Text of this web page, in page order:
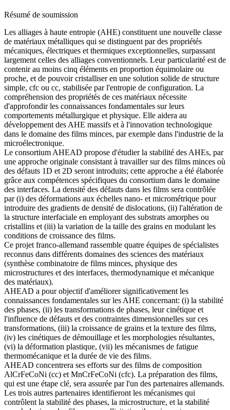
Résumé de soumission
Les alliages à haute entropie (AHE) constituent une nouvelle classe
de matériaux métalliques qui se distinguent par des propriétés
mécaniques, électriques et thermiques exceptionnelles, surpassant
largement celles des alliages conventionnels. Leur particularité est de
contenir au moins cinq éléments en proportion équimolaire ou
proche, et de pouvoir cristalliser en une solution solide de structure
simple, cfc ou cc, stabilisée par l'entropie de configuration. La
compréhension des propriétés de ces matériaux nécessite
d'approfondir les connaissances fondamentales sur leurs
comportements métallurgique et physique. Elle aidera au
développement des AHE massifs et à l'innovation technologique
dans le domaine des films minces, par exemple dans l'industrie de la
microélectronique.
Le consortium AHEAD propose d'étudier la stabilité des AHEs, par
une approche originale consistant à travailler sur des films minces où
des défauts 1D et 2D seront introduits; cette approche a été élaborée
grâce aux compétences spécifiques du consortium dans le domaine
des interfaces. La densité des défauts dans les films sera contrôlée
par (i) des déformations aux échelles nano- et micrométrique pour
introduire des gradients de densité de dislocations, (ii) l'altération de
la structure interfaciale en employant des substrats amorphes ou
cristallins et (iii) la variation de la taille des grains en modulant les
conditions de croissance des films.
Ce projet franco-allemand rassemble quatre équipes de spécialistes
reconnus dans différents domaines des sciences des matériaux
(synthèse combinatoire de films minces, physique des
microstructures et des interfaces, thermodynamique et mécanique
des matériaux).
AHEAD a pour objectif d'améliorer significativement les
connaissances fondamentales sur les AHE concernant: (i) la stabilité
des phases, (ii) les transformations de phases, leur cinétique et
l'influence de défauts et des contraintes dimensionnelles sur ces
transformations, (iii) la croissance de grains et la texture des films,
(iv) les cinétiques de démouillage et les morphologies résultantes,
(vi) la déformation plastique, (vii) les mécanismes de fatigue
thermomécanique et la durée de vie des films.
AHEAD concentrera ses efforts sur des films de composition
AlCrFeCoNi (cc) et MnCrFeCoNi (cfc). La préparation des films,
qui est une étape clé, sera assurée par l'un des partenaires allemands.
Les trois autres partenaires identifieront les mécanismes qui
contrôlent la stabilité des phases, la microstructure, et la stabilité